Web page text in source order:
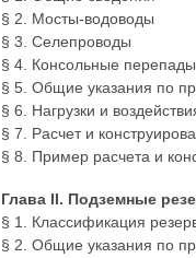
§ 2. Мосты-водоводы
§ 3. Селепроводы
§ 4. Консольные перепады
§ 5. Общие указания по
§ 6. Нагрузки и
§ 7. Расчет и
§ 8. Пример расчета и
Глава II. Подземные
§ 1. Классификация
§ 2. Общие указания по